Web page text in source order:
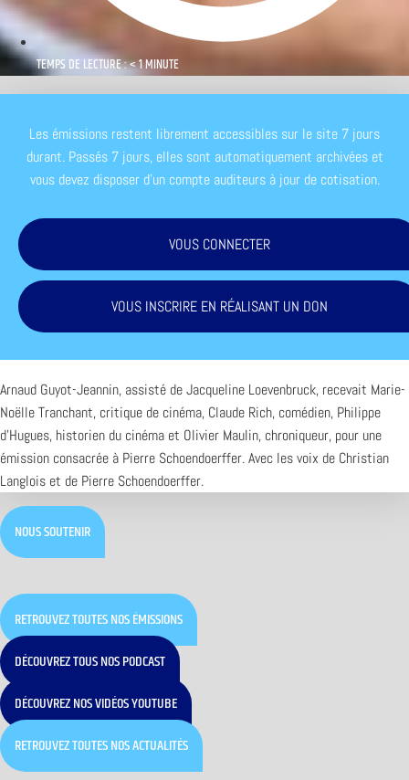
TEMPS DE LECTURE : < 1 MINUTE
Les émissions restent librement accessibles sur le site 7 jours
durant. Passés 7 jours, elles sont automatiquement archivées et
vous devez disposer d'un compte auditeurs à jour de cotisation.
VOUS CONNECTER
VOUS INSCRIRE EN RÉALISANT UN DON
Arnaud Guyot-Jeannin, assisté de Jacqueline Loevenbruck, recevait Marie-
Noëlle Tranchant, critique de cinéma, Claude Rich, comédien, Philippe
d’Hugues, historien du cinéma et Olivier Maulin, chroniqueur, pour une
émission consacrée à Pierre Schoendoerffer. Avec les voix de Christian
Langlois et de Pierre Schoendoerffer.
NOUS SOUTENIR
RETROUVEZ TOUTES NOS ÉMISSIONS
DÉCOUVREZ TOUS NOS PODCAST
DÉCOUVREZ NOS VIDÉOS YOUTUBE
RETROUVEZ TOUTES NOS ACTUALITÉS